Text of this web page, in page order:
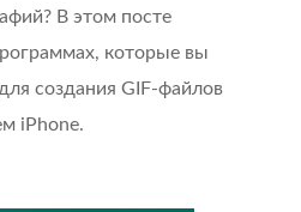
В этом посте
которые вы
создания GIF-файлов
iPhone.